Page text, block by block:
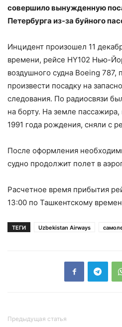
совершило вынужденную
Петербурга из-за буйного
Инцидент произошел 11
времени, рейсе HY102 Нью-
воздушного судна Boeing 787,
произвести посадку на
следования. По радиосвязи
на борту. На земле
1991 года рождения, сняли с
После оформления
судно продолжит полет в
Расчетное время прибытия
13:00 по Ташкентскому
ТЕГИ Uzbekistan Airways
Предыдущая статья